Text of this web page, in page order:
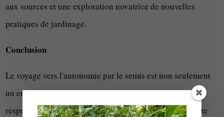
aux sources et une exploration novatrice de nouvelles
pratiques de jardinage.
Conclusion
Le voyage vers l'autonomie par le semis est non seulement
un engagement envers une agriculture plus durable et
respectueuse de l'environnement, mais également un acte